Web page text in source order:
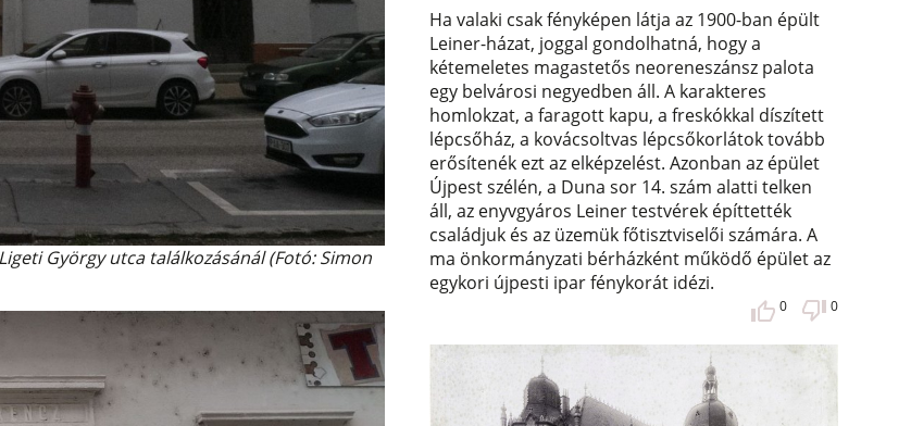
György utca találkozásánál (Fotó: Simon
Ha valaki csak fényképen látja az 1900-ban épült
Leiner-házat, joggal gondolhatná, hogy a
kétemeletes magastetős neoreneszánsz palota
egy belvárosi negyedben áll. A karakteres
homlokzat, a faragott kapu, a freskókkal díszített
lépcsőház, a kovácsoltvas lépcsőkorlátok tovább
erősítenék ezt az elképzelést. Azonban az épület
Újpest szélén, a Duna sor 14. szám alatti telken
áll, az enyvgyáros Leiner testvérek építtették
családjuk és az üzemük főtisztviselői számára. A
ma önkormányzati bérházként működő épület az
egykori újpesti ipar fénykorát idézi.
0 0